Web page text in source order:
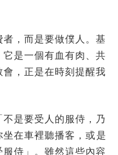
，而是要做僕人。基
是一個有血有肉、共
，正是在時刻提醒我
是要受人的服侍，乃
坐在車裡聽播客，或是
侍」。雖然這些內容